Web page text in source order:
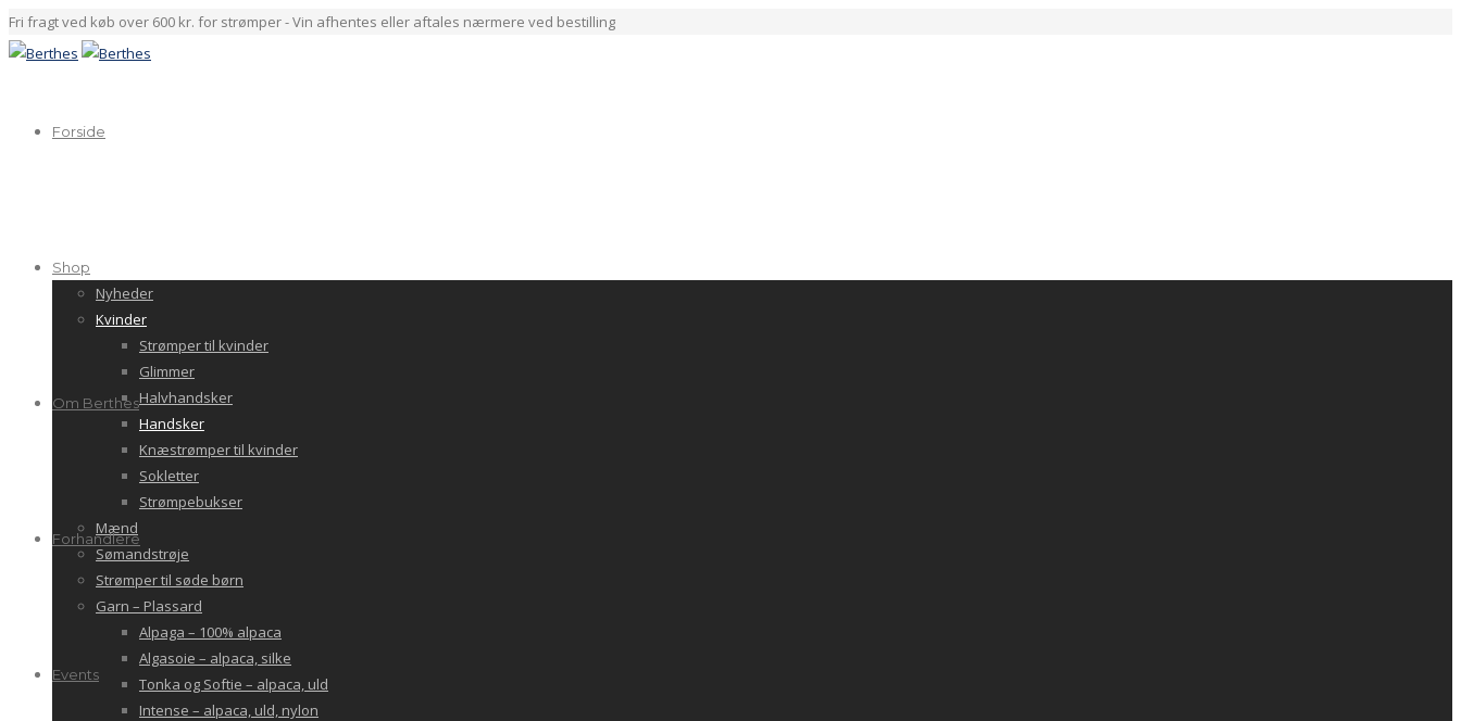
Fri fragt ved køb over 600 kr. for strømper - Vin afhentes eller aftales nærmere ved bestilling
Forside
Shop
Nyheder
Kvinder
Strømper til kvinder
Glimmer
Halvhandsker
Handsker
Knæstrømper til kvinder
Sokletter
Strømpebukser
Mænd
Sømandstrøje
Strømper til søde børn
Garn – Plassard
Alpaga – 100% alpaca
Algasoie – alpaca, silke
Tonka og Softie – alpaca, uld
Intense – alpaca, uld, nylon
Om Berthes
Forhandlere
Events